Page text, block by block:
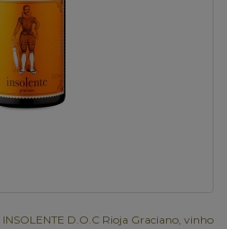
INSOLENTE D.O.C Rioja Graciano vinho